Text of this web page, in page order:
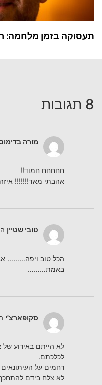
תעסוקה בזמן מלחמה:
8 תגובות
מורה
חחחחח חמוד!!
אהבתי מאד!!!!!!!
טובי שטיין
הכל טוב ויפה………‏
באמת………
סקופארצ'י
לא הייתם באירוע של
לכלכתם.
רחמים על
לא צלח בידם